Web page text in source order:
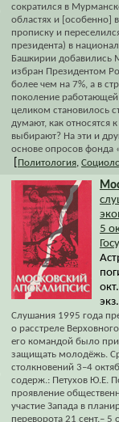
сократился в
областях и [особенно]
прописку и
президента) в
Башкирии добавились
избран Президентом
более чем на 7%, а в
поколение
целиком становилось
думают, как относятся
выбирают? На эти и
основе опросов фонда
Политология
5
Слушания 1995 года
о расстреле
его командой было
защищать молодёжь.
столкновений 3–4
содерж.: Петухов Ю.Е.
проявление
участие Запада в
переворота 21 сент.–